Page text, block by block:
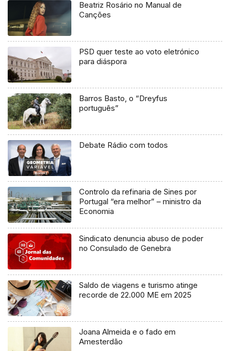
Beatriz Rosário no Manual de
Canções
PSD quer teste ao voto eletrónico
para diáspora
Barros Basto, o “Dreyfus
português”
Debate Rádio com todos
Controlo da refinaria de Sines por
Portugal “era melhor” – ministro da
Economia
Sindicato denuncia abuso de poder
no Consulado de Genebra
Saldo de viagens e turismo atinge
recorde de 22.000 ME em 2025
Joana Almeida e o fado em
Amesterdão